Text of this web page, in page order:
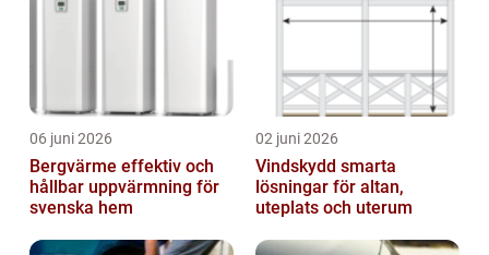
06 juni 2026
Bergvärme effektiv och
hållbar uppvärmning för
svenska hem
02 juni 2026
Vindskydd smarta
lösningar för altan,
uteplats och uterum